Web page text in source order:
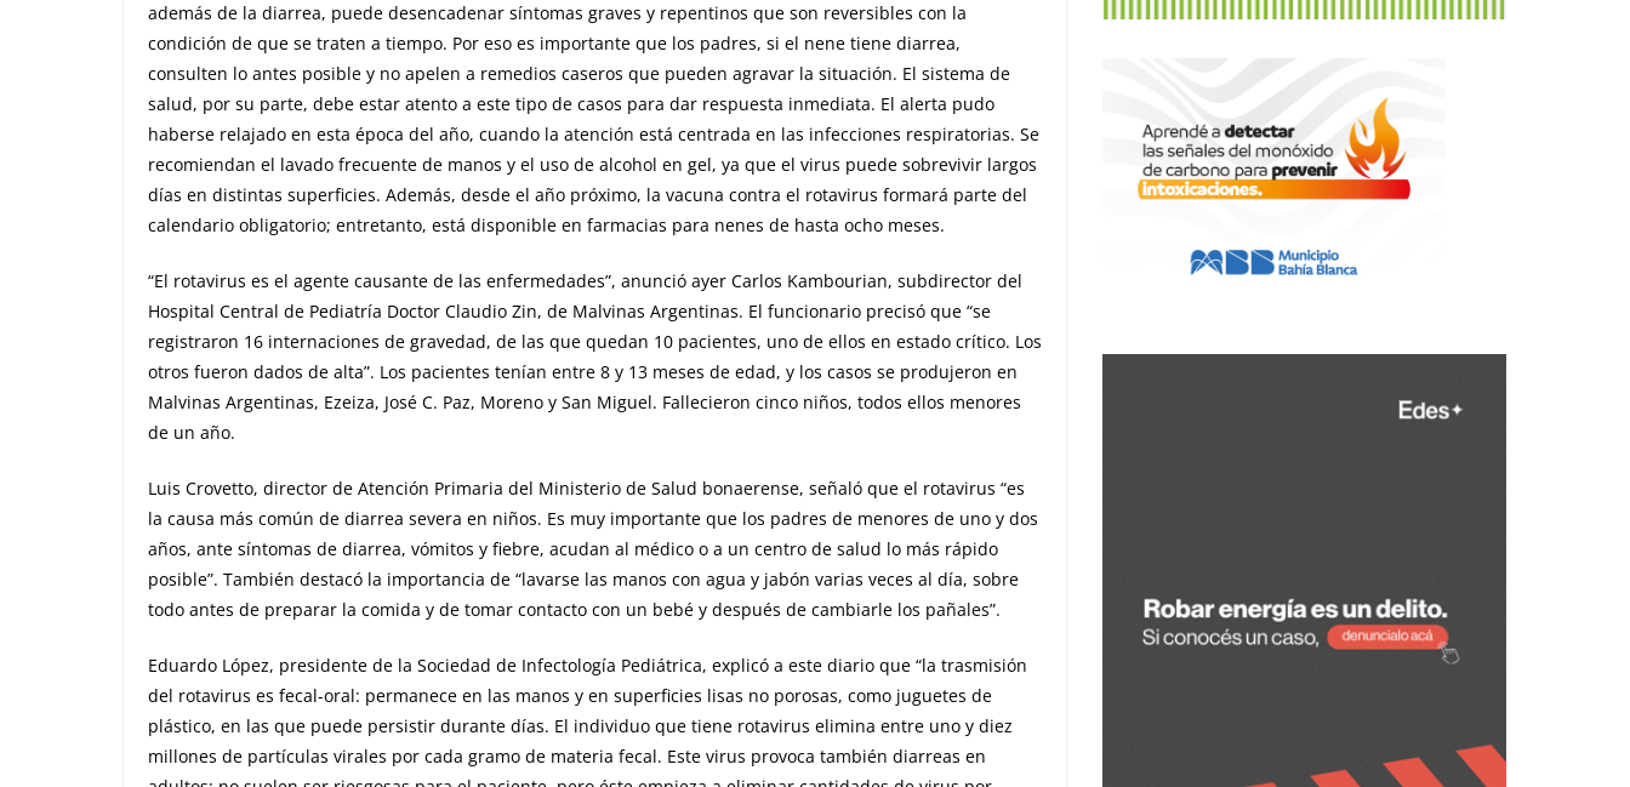
además de la diarrea, puede desencadenar síntomas graves y repentinos que son reversibles con la
condición de que se traten a tiempo. Por eso es importante que los padres, si el nene tiene diarrea,
consulten lo antes posible y no apelen a remedios caseros que pueden agravar la situación. El sistema de
salud, por su parte, debe estar atento a este tipo de casos para dar respuesta inmediata. El alerta pudo
haberse relajado en esta época del año, cuando la atención está centrada en las infecciones respiratorias. Se
recomiendan el lavado frecuente de manos y el uso de alcohol en gel, ya que el virus puede sobrevivir largos
días en distintas superficies. Además, desde el año próximo, la vacuna contra el rotavirus formará parte del
calendario obligatorio; entretanto, está disponible en farmacias para nenes de hasta ocho meses.
“El rotavirus es el agente causante de las enfermedades”, anunció ayer Carlos Kambourian, subdirector del
Hospital Central de Pediatría Doctor Claudio Zin, de Malvinas Argentinas. El funcionario precisó que “se
registraron 16 internaciones de gravedad, de las que quedan 10 pacientes, uno de ellos en estado crítico. Los
otros fueron dados de alta”. Los pacientes tenían entre 8 y 13 meses de edad, y los casos se produjeron en
Malvinas Argentinas, Ezeiza, José C. Paz, Moreno y San Miguel. Fallecieron cinco niños, todos ellos menores
de un año.
Luis Crovetto, director de Atención Primaria del Ministerio de Salud bonaerense, señaló que el rotavirus “es
la causa más común de diarrea severa en niños. Es muy importante que los padres de menores de uno y dos
años, ante síntomas de diarrea, vómitos y fiebre, acudan al médico o a un centro de salud lo más rápido
posible”. También destacó la importancia de “lavarse las manos con agua y jabón varias veces al día, sobre
todo antes de preparar la comida y de tomar contacto con un bebé y después de cambiarle los pañales”.
Eduardo López, presidente de la Sociedad de Infectología Pediátrica, explicó a este diario que “la trasmisión
del rotavirus es fecal-oral: permanece en las manos y en superficies lisas no porosas, como juguetes de
plástico, en las que puede persistir durante días. El individuo que tiene rotavirus elimina entre uno y diez
millones de partículas virales por cada gramo de materia fecal. Este virus provoca también diarreas en